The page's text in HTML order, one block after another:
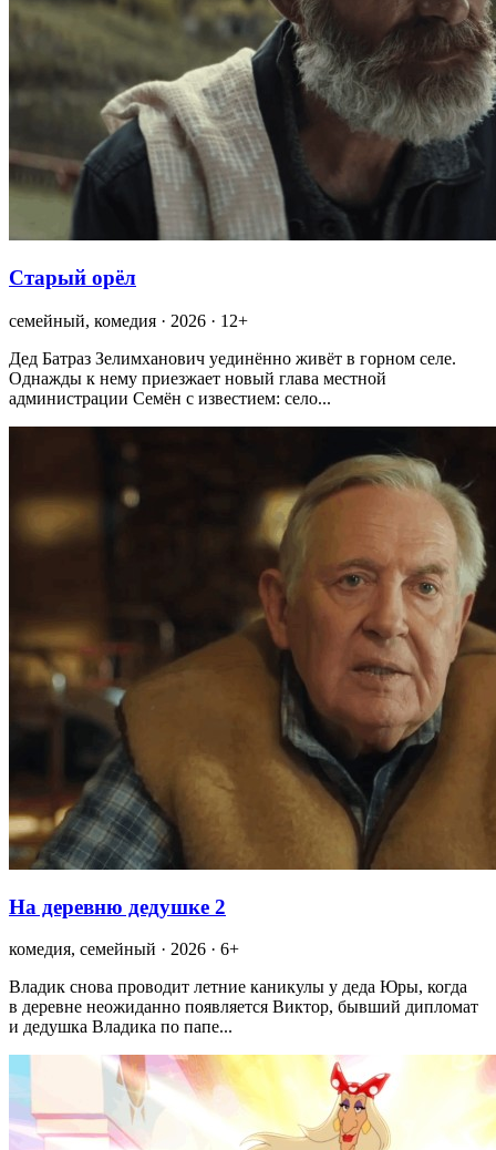
Старый орёл
семейный, комедия · 2026 · 12+
Дед Батраз Зелимханович уединённо живёт в горном селе.
Однажды к нему приезжает новый глава местной
администрации Семён с известием: село...
На деревню дедушке 2
комедия, семейный · 2026 · 6+
Владик снова проводит летние каникулы у деда Юры, когда
в деревне неожиданно появляется Виктор, бывший дипломат
и дедушка Владика по папе...